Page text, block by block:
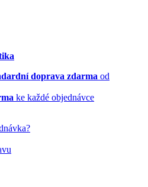
doprava zdarma od
ke každé objednávce